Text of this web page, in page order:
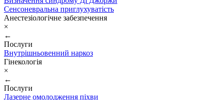
Сенсоневральна приглухуватість
Анестезіологічне забезпечення
×
←
Послуги
Внутрішньовенний наркоз
Гінекологія
×
←
Послуги
Лазерне омолодження піхви